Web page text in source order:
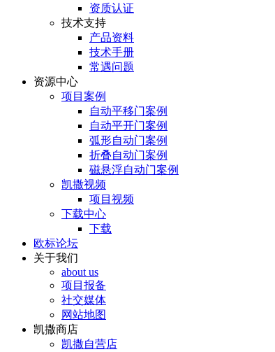
资质认证
技术支持
产品资料
技术手册
常遇问题
资源中心
项目案例
自动平移门案例
自动平开门案例
弧形自动门案例
折叠自动门案例
磁悬浮自动门案例
凯撒视频
项目视频
下载中心
下载
欧标论坛
关于我们
about us
项目报备
社交媒体
网站地图
凯撒商店
凯撒自营店